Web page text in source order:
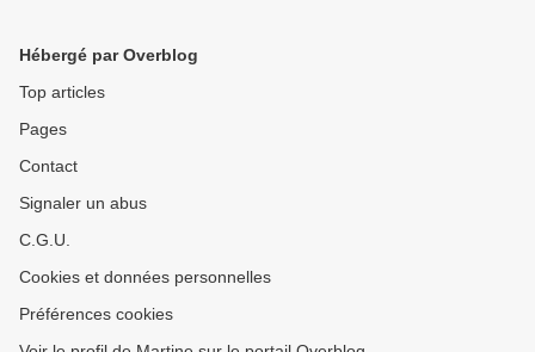
Hébergé par Overblog
Top articles
Pages
Contact
Signaler un abus
C.G.U.
Cookies et données personnelles
Préférences cookies